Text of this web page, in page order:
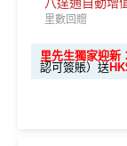
有金融產品和
網站為產品資訊
基於客觀分析，
不會特別註明。
our information
泰會員賬戶內
國泰新會員
請到渣打國
不論新舊客
itigold
60,000里數 (
經濟艙機票
滿
里數回贈
里先生獨家迎新：
認可簽賬）送